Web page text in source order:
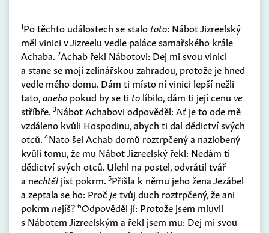
1Po těchto událostech se stalo toto: Nábot Jizreelský
měl vinici v Jizreelu vedle paláce samařského krále
Achaba. 2Achab řekl Nábotovi: Dej mi svou vinici
a stane se mojí zelinářskou zahradou, protože je hned
vedle mého domu. Dám ti místo ní vinici lepší nežli
tato,anebo pokud by se ti to líbilo, dám ti její cenu ve
stříbře. 3Nábot Achabovi odpověděl: Ať je to ode mě
vzdáleno kvůli Hospodinu, abych ti dal dědictví svých
otců. 4Nato šel Achab domů roztrpčený a nazlobený
kvůli tomu, že mu Nábot Jizreelský řekl: Nedám ti
dědictví svých otců. Ulehl na postel, odvrátil tvář
a nechtěljíst pokrm. 5Přišla k němu jeho žena Jezábel
a zeptala se ho: Proč jetvůj duch roztrpčený, že ani
pokrm nejíš? 6Odpověděl jí: Protože jsem mluvil
s Nábotem Jizreelským a řekl jsem mu: Dej mi svou